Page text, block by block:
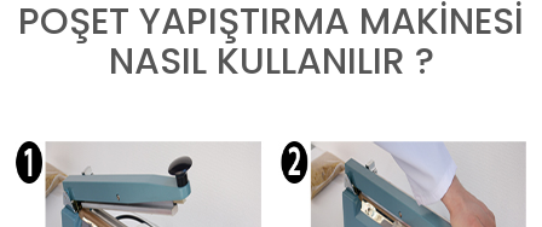
POŞET YAPIŞTIRMA MAKİNESİ
NASIL KULLANILIR ?